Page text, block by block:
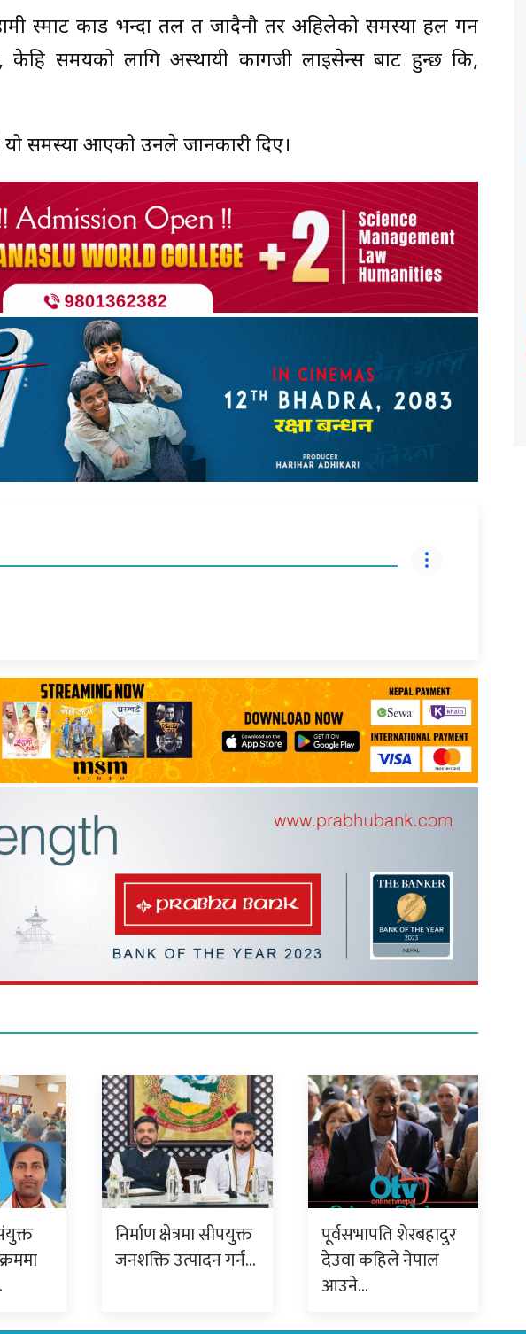
स्मार्ट कार्ड भन्दा तल त जादैनौ तर अहिलेको समस्या हल गर्न
कि, केहि समयको लागि अस्थायी कागजी लाइसेन्स बाट हुन्छ कि,
समस्या आएको उनले जानकारी दिए।
निर्माण क्षेत्रमा सीपयुक्त
जनशक्ति उत्पादन गर्न…
पूर्वसभापति शेरबहादुर
देउवा कहिले नेपाल
आउने…